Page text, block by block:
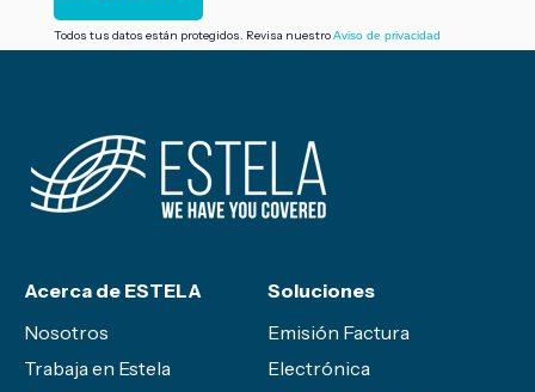
Todos tus datos están protegidos. Revisa nuestroAviso de privacidad
Acerca de ESTELA
Nosotros
Trabaja en Estela
Soluciones
Emisión Factura
Electrónica